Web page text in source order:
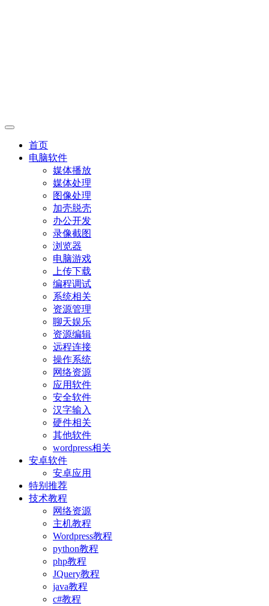
首页
电脑软件
媒体播放
媒体处理
图像处理
加壳脱壳
办公开发
录像截图
浏览器
电脑游戏
上传下载
编程调试
系统相关
资源管理
聊天娱乐
资源编辑
远程连接
操作系统
网络资源
应用软件
安全软件
汉字输入
硬件相关
其他软件
wordpress相关
安卓软件
安卓应用
特别推荐
技术教程
网络资源
主机教程
Wordpress教程
python教程
php教程
JQuery教程
java教程
c#教程